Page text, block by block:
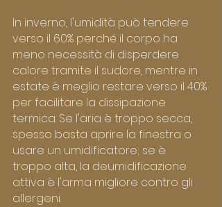
In inverno, l'umidità può tendere
verso il 60% perché il corpo ha
meno necessità di disperdere
calore tramite il sudore, mentre in
estate è meglio restare verso il 40%
per facilitare la dissipazione
termica. Se l'aria è troppo secca,
spesso basta aprire la finestra o
usare un umidificatore; se è
troppo alta, la deumidificazione
attiva è l'arma migliore contro gli
allergeni.